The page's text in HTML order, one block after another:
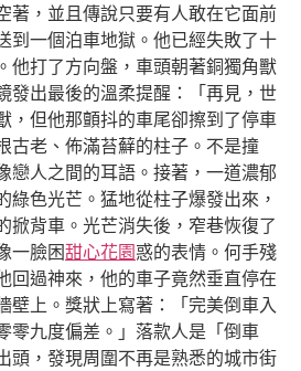
著，並且傳說只要有人敢在它面前
到一個泊車地獄。他已經失敗了十
他打了方向盤，車頭朝著銅獨角獸
發出最後的溫柔提醒：「再見，世
，但他那顫抖的車尾卻擦到了停車
古老、佈滿苔蘚的柱子。不是撞
戀人之間的耳語。接著，一道濃郁
綠色光芒。猛地從柱子爆發出來，
掀背車。光芒消失後，窄巷恢復了
一臉困甜心花園惑的表情。何手殘
回過神來，他的車子竟然垂直停在
壁上。獎狀上寫著：「完美倒車入
九度偏差。」落款人是「倒車
頭，發現周圍不再是熟悉的城市街